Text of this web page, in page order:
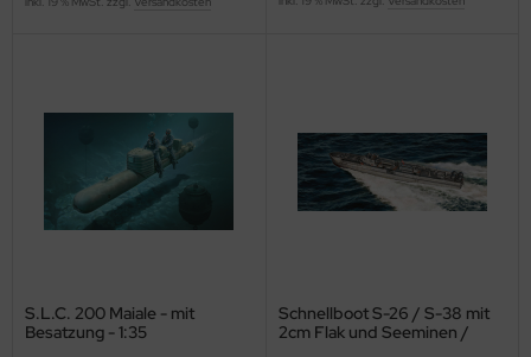
S.L.C. 200 Maiale - mit
Besatzung - 1:35
Schnellboot S-26 / S-38 mit
2cm Flak und Seeminen /
Kits
Hobby